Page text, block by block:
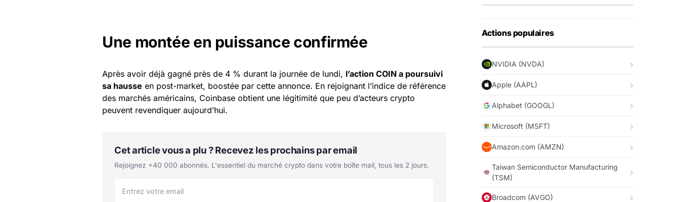
Une montée en puissance confirmée
Après avoir déjà gagné près de 4 % durant la journée de lundi, l’action COIN a poursuivi
sa hausse en post-market, boostée par cette annonce. En rejoignant l’indice de référence
des marchés américains, Coinbase obtient une légitimité que peu d’acteurs crypto
peuvent revendiquer aujourd’hui.
Cet article vous a plu ? Recevez les prochains par email
Rejoignez +40 000 abonnés. L'essentiel du marché crypto dans votre boîte mail, tous les 2 jours.
Actions populaires
NVIDIA (NVDA)
Apple (AAPL)
Alphabet (GOOGL)
Microsoft (MSFT)
Amazon.com (AMZN)
Taiwan Semiconductor Manufacturing
(TSM)
Broadcom (AVGO)